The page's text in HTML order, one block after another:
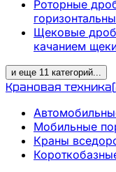
Роторные
Щековые
качанием
и еще 11 категорий...
Крановая техника(
Мобильные
Краны